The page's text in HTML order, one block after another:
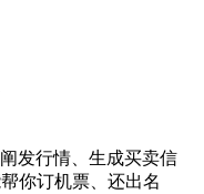
发行情、生成买卖信
你订机票、还出名